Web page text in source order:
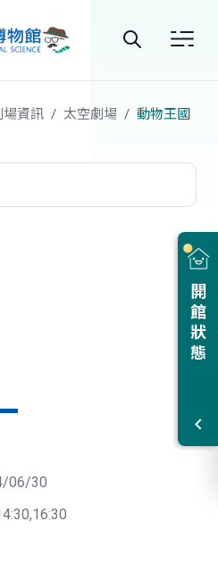
站
尋
開館狀態
場資訊 太空劇場 動物王國
06/30